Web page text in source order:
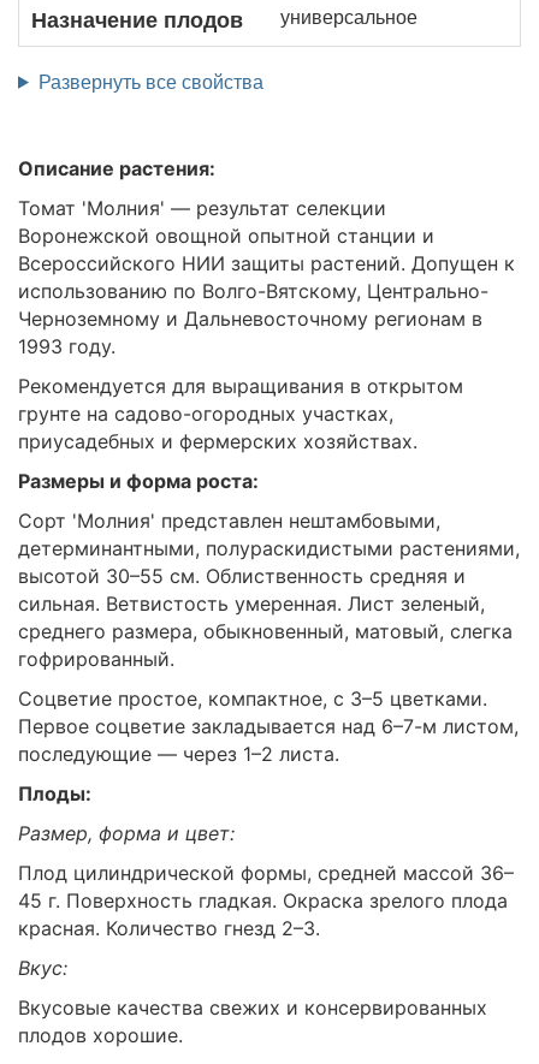
Назначение плодов универсальное
Развернуть все свойства
Описание растения:
Томат 'Молния' — результат селекции
Воронежской овощной опытной станции и
Всероссийского НИИ защиты растений. Допущен к
использованию по Волго-Вятскому, Центрально-
Черноземному и Дальневосточному регионам в
1993 году.
Рекомендуется для выращивания в открытом
грунте на садово-огородных участках,
приусадебных и фермерских хозяйствах.
Размеры и форма роста:
Сорт 'Молния' представлен нештамбовыми,
детерминантными, полураскидистыми растениями,
высотой 30–55 см. Облиственность средняя и
сильная. Ветвистость умеренная. Лист зеленый,
среднего размера, обыкновенный, матовый, слегка
гофрированный.
Соцветие простое, компактное, с 3–5 цветками.
Первое соцветие закладывается над 6–7-м листом,
последующие — через 1–2 листа.
Плоды:
Размер, форма и цвет:
Плод цилиндрической формы, средней массой 36–
45 г. Поверхность гладкая. Окраска зрелого плода
красная. Количество гнезд 2–3.
Вкус:
Вкусовые качества свежих и консервированных
плодов хорошие.